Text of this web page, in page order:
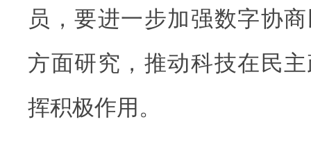
员，要进一步加强数字协
方面研究，推动科技在民
挥积极作用。